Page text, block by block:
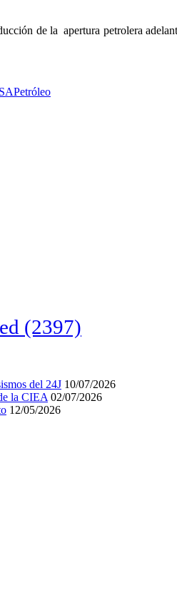
de la apertura petrolera
Petróleo
(2397)
del 24J 10/07/2026
la CIEA 02/07/2026
12/05/2026